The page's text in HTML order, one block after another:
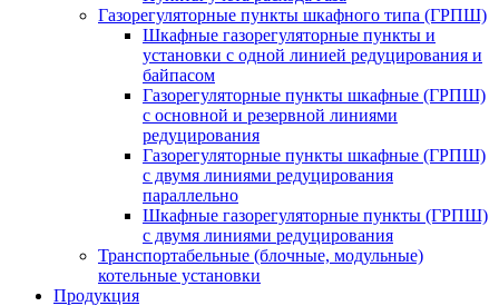
Газорегуляторные пункты шкафного типа (ГРПШ)
Шкафные газорегуляторные пункты и
установки c одной линией редуцирования и
байпасом
Газорегуляторные пункты шкафные (ГРПШ)
с основной и резервной линиями
редуцирования
Газорегуляторные пункты шкафные (ГРПШ)
с двумя линиями редуцирования
параллельно
Шкафные газорегуляторные пункты (ГРПШ)
c двумя линиями редуцирования
Транспортабельные (блочные, модульные)
котельные установки
Продукция